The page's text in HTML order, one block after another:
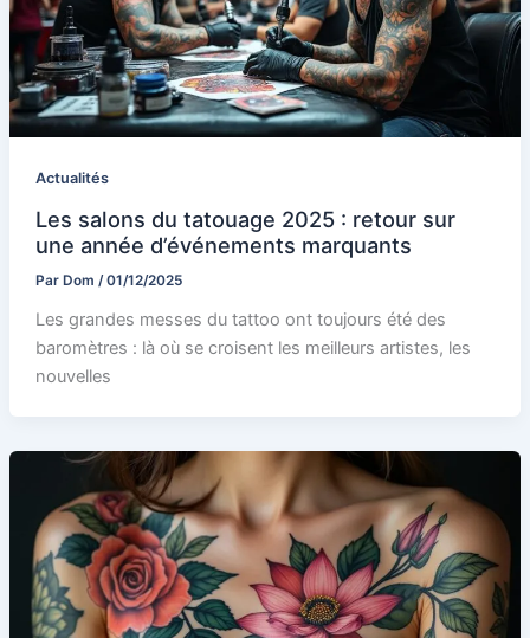
Actualités
Les salons du tatouage 2025 : retour sur
une année d’événements marquants
Par Dom /01/12/2025
Les grandes messes du tattoo ont toujours été des
baromètres : là où se croisent les meilleurs artistes, les
nouvelles